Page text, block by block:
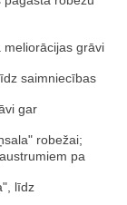
meliorācijas grāvi
saimniecības
gar
robežai;
pa
līdz